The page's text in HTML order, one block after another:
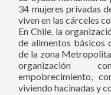
34 mujeres privadas
viven en las cárceles
En Chile, la
de alimentos básicos
de la zona
organización
empobrecimiento,
viviendo hacinadas y